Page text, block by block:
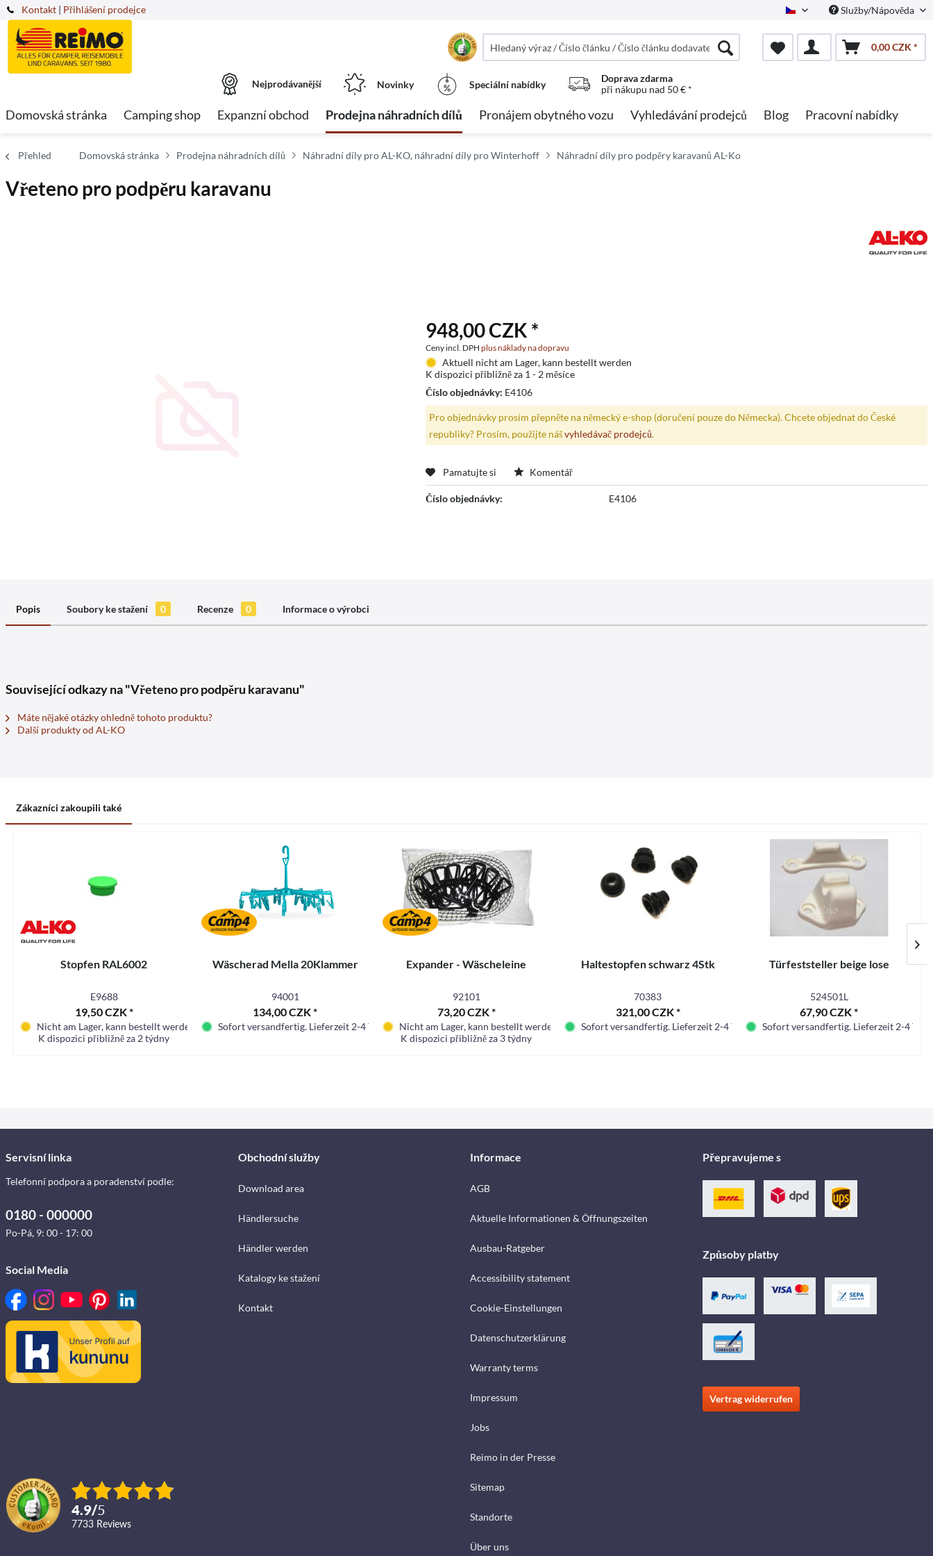
Kontakt Czech Služby/Nápověda
| Přihlášení prodejce
0,00 CZK *
Nejprodávanější Novinky Speciální nabídky
Doprava zdarma
při nákupu nad 50 € *
Domovská stránka Camping shop Expanzní obchod Prodejna náhradních dílů Pronájem obytného vozu Vyhledávání prodejců Blog Pracovní nabídky
Přehled Domovská stránka Prodejna náhradních dílů Náhradní díly pro AL-KO, náhradní díly pro Winterhoff Náhradní díly pro podpěry karavanů AL-Ko
Vřeteno pro podpěru karavanu
948,00 CZK *
Ceny incl. DPHplus náklady na dopravu
Aktuell nicht am Lager, kann bestellt werden
K dispozici přibližně za 1 - 2 měsíce
Číslo objednávky: E4106
Pro objednávky prosím přepněte na německý e-shop (doručení pouze do Německa). Chcete objednat do České
republiky? Prosím, použijte nášvyhledávač prodejců.
Pamatujte si Komentář
Číslo objednávky: E4106
Popis Soubory ke stažení 0 Recenze 0 Informace o výrobci
Související odkazy na "Vřeteno pro podpěru karavanu"
Máte nějaké otázky ohledně tohoto produktu?
Další produkty od AL-KO
Zákazníci zakoupili také
Stopfen RAL6002
E9688
19,50 CZK *
Nicht am Lager, kann bestellt werden
K dispozici přibližně za 2 týdny
Wäscherad Mella 20Klammer
94001
134,00 CZK *
Sofort versandfertig. Lieferzeit 2-4 Tage.
Expander - Wäscheleine
92101
73,20 CZK *
Nicht am Lager, kann bestellt werden
K dispozici přibližně za 3 týdny
Haltestopfen schwarz 4Stk
70383
321,00 CZK *
Sofort versandfertig. Lieferzeit 2-4 Tage.
Türfeststeller beige lose
524501L
67,90 CZK *
Sofort versandfertig. Lieferzeit 2-4 Tage.
Servisní linka
Telefonní podpora a poradenství podle:
0180 - 000000
Po-Pá, 9: 00 - 17: 00
Social Media
4.9/5
7733 reviews
Obchodní služby
Download area
Händlersuche
Händler werden
Katalogy ke stažení
Kontakt
Informace
AGB
Aktuelle Informationen & Öffnungszeiten
Ausbau-Ratgeber
Accessibility statement
Cookie-Einstellungen
Datenschutzerklärung
Warranty terms
Impressum
Jobs
Reimo in der Presse
Sitemap
Standorte
Über uns
Přepravujeme s
Způsoby platby
Vertrag widerrufen